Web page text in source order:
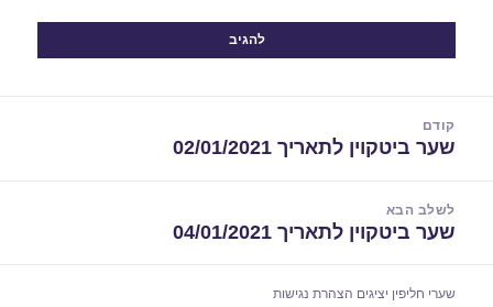
קודם
הפוסט
שער ביטקוין לתאריך 02/01/2021
לשלב הבא
הפוסט
שער ביטקוין לתאריך 04/01/2021
שערי חליפין יציגים הצהרת נגישות